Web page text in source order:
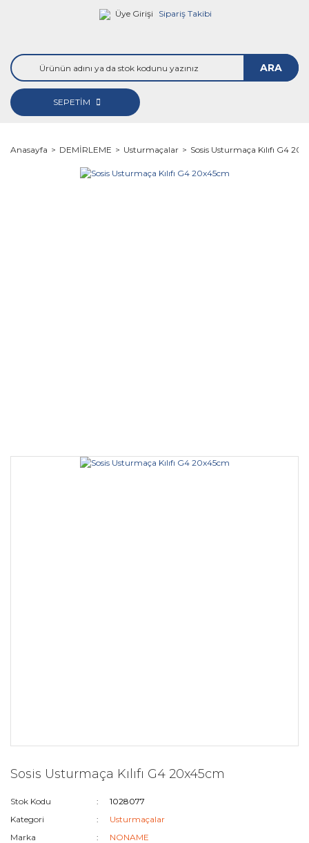
Üye Girişi Sipariş Takibi
ARA
SEPETİM
Anasayfa DEMİRLEME Usturmaçalar Sosis Usturmaça Kılıfı G4
Sosis Usturmaça Kılıfı G4 20x45cm
Stok Kodu
1028077
Kategori
Usturmaçalar
Marka
NONAME